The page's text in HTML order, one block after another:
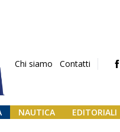
Chi siamo Contatti
NAUTICA EDITORIALI